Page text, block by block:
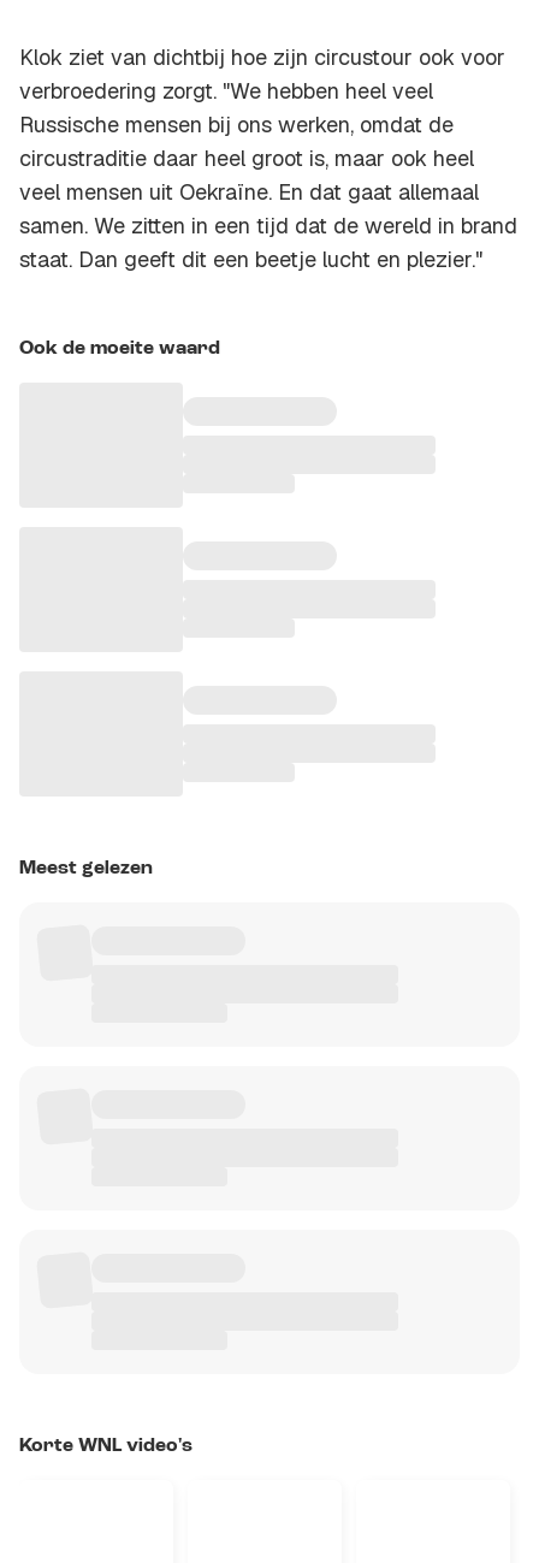
Klok ziet van dichtbij hoe zijn circustour ook voor
verbroedering zorgt. "We hebben heel veel
Russische mensen bij ons werken, omdat de
circustraditie daar heel groot is, maar ook heel
veel mensen uit Oekraïne. En dat gaat allemaal
samen. We zitten in een tijd dat de wereld in brand
staat. Dan geeft dit een beetje lucht en plezier."
Ook de moeite waard
Meest gelezen
Korte WNL video's